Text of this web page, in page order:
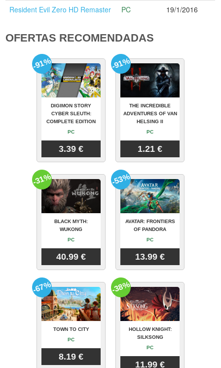
Resident Evil Zero HD Remaster PC 19/1/2016
OFERTAS RECOMENDADAS
DIGIMON STORY
CYBER SLEUTH:
COMPLETE EDITION
PC
3.39 €
-91%
THE INCREDIBLE
ADVENTURES OF VAN
HELSING II
PC
1.21 €
-91%
BLACK MYTH:
WUKONG
PC
40.99 €
-31%
AVATAR: FRONTIERS
OF PANDORA
PC
13.99 €
-53%
TOWN TO CITY
PC
8.19 €
-67%
HOLLOW KNIGHT:
SILKSONG
PC
11.99 €
-38%